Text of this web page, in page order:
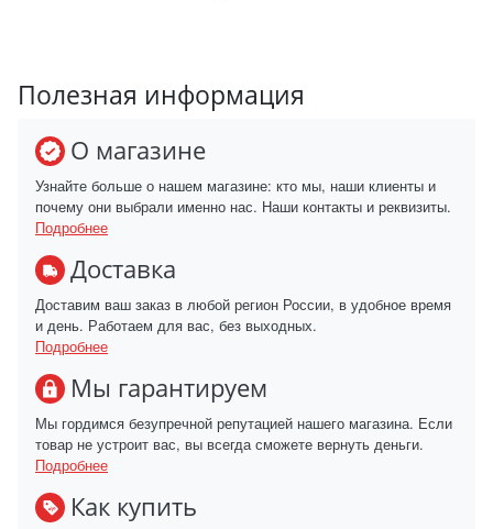
Полезная информация
О магазине
Узнайте больше о нашем магазине: кто мы, наши клиенты и
почему они выбрали именно нас. Наши контакты и реквизиты.
Подробнее
Доставка
Доставим ваш заказ в любой регион России, в удобное время
и день. Работаем для вас, без выходных.
Подробнее
Мы гарантируем
Мы гордимся безупречной репутацией нашего магазина. Если
товар не устроит вас, вы всегда сможете вернуть деньги.
Подробнее
Как купить